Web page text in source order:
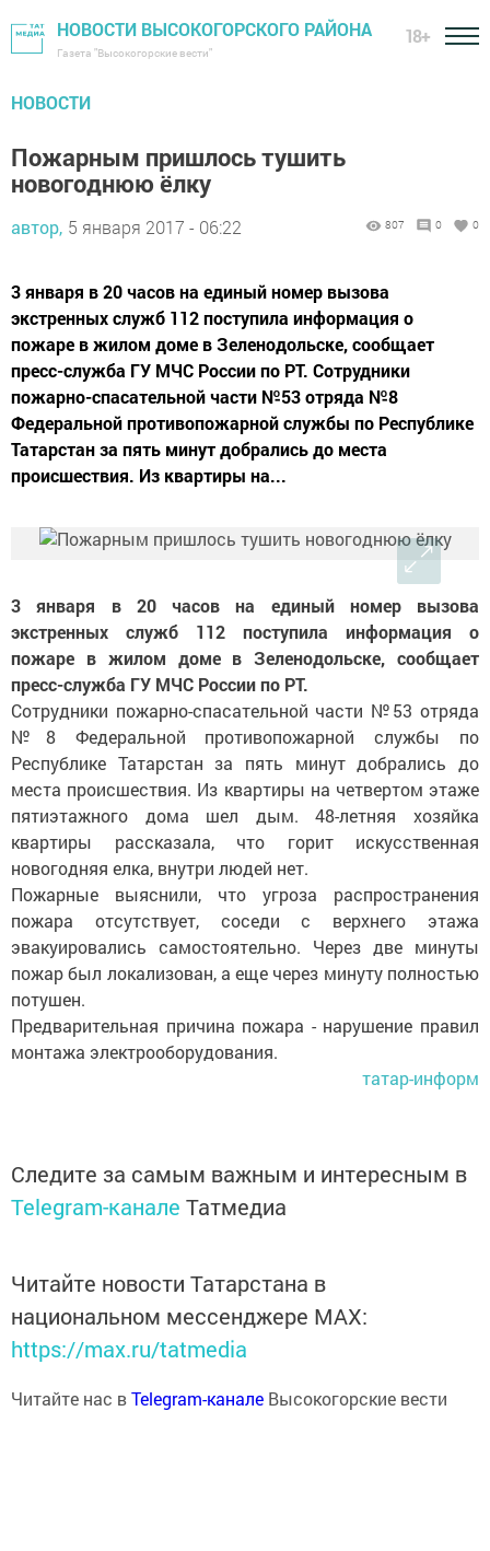
НОВОСТИ ВЫСОКОГОРСКОГО РАЙОНА
Газета "Высокогорские вести"
18+
НОВОСТИ
Пожарным пришлось тушить
новогоднюю ёлку
автор, 5 января 2017 - 06:22 807 0 0
3 января в 20 часов на единый номер вызова
экстренных служб 112 поступила информация о
пожаре в жилом доме в Зеленодольске, сообщает
пресс-служба ГУ МЧС России по РТ. Сотрудники
пожарно-спасательной части №53 отряда №8
Федеральной противопожарной службы по Республике
Татарстан за пять минут добрались до места
происшествия. Из квартиры на...
3 января в 20 часов на единый номер вызова
экстренных служб 112 поступила информация о
пожаре в жилом доме в Зеленодольске, сообщает
пресс-служба ГУ МЧС России по РТ.
Сотрудники пожарно-спасательной части №53 отряда
№8 Федеральной противопожарной службы по
Республике Татарстан за пять минут добрались до
места происшествия. Из квартиры на четвертом этаже
пятиэтажного дома шел дым. 48-летняя хозяйка
квартиры рассказала, что горит искусственная
новогодняя елка, внутри людей нет.
Пожарные выяснили, что угроза распространения
пожара отсутствует, соседи с верхнего этажа
эвакуировались самостоятельно. Через две минуты
пожар был локализован, а еще через минуту полностью
потушен.
Предварительная причина пожара - нарушение правил
монтажа электрооборудования.
татар-информ
Следите за самым важным и интересным в
Telegram-канале Татмедиа
Читайте новости Татарстана в
национальном мессенджере MАХ:
https://max.ru/tatmedia
Читайте нас вTelegram-канале Высокогорские вести